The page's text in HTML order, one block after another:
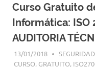
Enlaces
Curso Gratuito
Informática: ISO
AUDITORIA
13/01/2018
CURSO, GRATUITO,